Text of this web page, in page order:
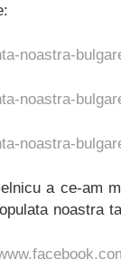
noastra-
noastra-
noastra-
a ce-am
noastra